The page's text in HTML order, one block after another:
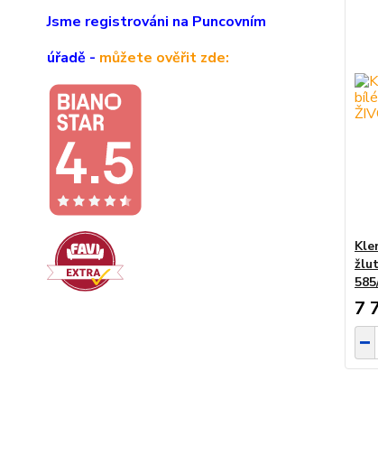
Jsme registrováni na Puncovním
úřadě - můžete ověřit zde:
7